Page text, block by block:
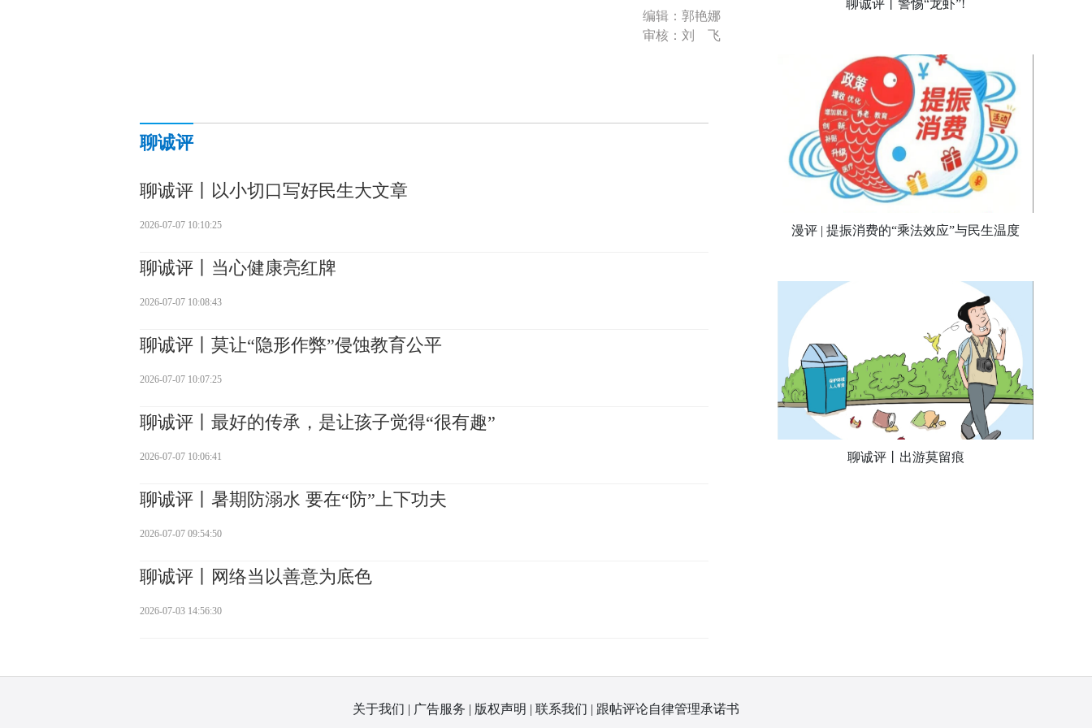
编辑：郭艳娜
审核：刘 飞
聊诚评丨警惕“龙虾”!
漫评 | 提振消费的“乘法效应”与民生温度
聊诚评丨出游莫留痕
聊诚评
聊诚评丨以小切口写好民生大文章
2026-07-07 10:10:25
聊诚评丨当心健康亮红牌
2026-07-07 10:08:43
聊诚评丨莫让“隐形作弊”侵蚀教育公平
2026-07-07 10:07:25
聊诚评丨最好的传承，是让孩子觉得“很有趣”
2026-07-07 10:06:41
聊诚评丨暑期防溺水 要在“防”上下功夫
2026-07-07 09:54:50
聊诚评丨网络当以善意为底色
2026-07-03 14:56:30
关于我们 | 广告服务 | 版权声明 | 联系我们 | 跟帖评论自律管理承诺书